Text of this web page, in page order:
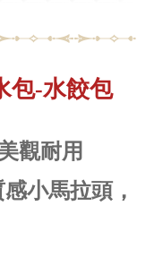
包-水餃包
觀耐用
小馬拉頭，